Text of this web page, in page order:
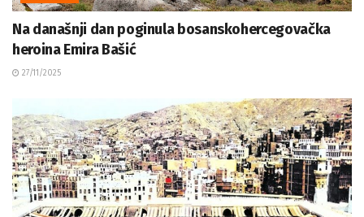
Na današnji dan poginula bosanskohercegovačka
heroina Emira Bašić
27/11/2025